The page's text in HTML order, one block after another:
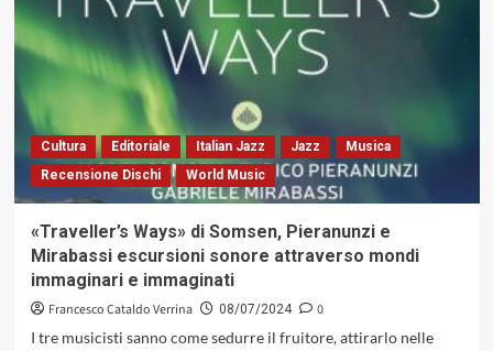
si
aprirà
il
sipario
sulla
venticinquesima
edizione
di
Sant’Elpidio
Jazz
Cultura Editoriale Italian Jazz Jazz
Musica
Recensione Dischi
World Music
«Traveller’s Ways» di Somsen, Pieranunzi e
Mirabassi escursioni sonore attraverso mondi
immaginari e immaginati
Francesco Cataldo Verrina 08/07/2024
0
I tre musicisti sanno come sedurre il fruitore, attirarlo nelle